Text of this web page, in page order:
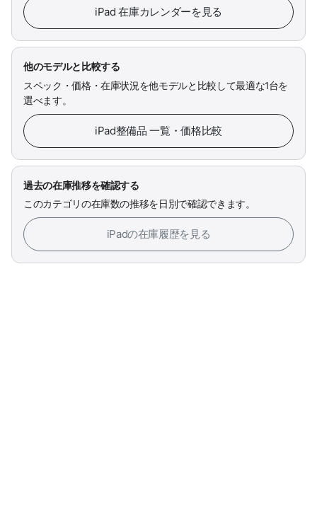
iPad 在庫カレンダーを見る
他のモデルと比較する
スペック・価格・在庫状況を他モデルと比較して最適な1台を
選べます。
iPad整備品 一覧・価格比較
過去の在庫推移を確認する
このカテゴリの在庫数の推移を日別で確認できます。
iPadの在庫履歴を見る